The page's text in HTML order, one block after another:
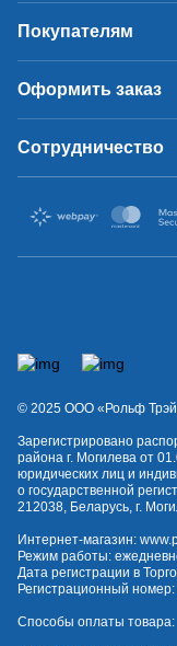
Покупателям
Оформить заказ
Сотрудничество
© 2025 OOO «Рольф
Зарегистрировано
района г. Могилева от
юридических лиц и
о государственной
212038, Беларусь, г.
Интернет-магазин:
Режим работы:
Дата регистрации в
Регистрационный
Способы оплаты товара: